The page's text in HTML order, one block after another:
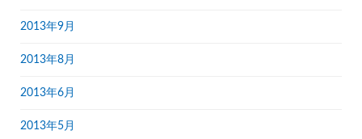
2013年9月
2013年8月
2013年6月
2013年5月